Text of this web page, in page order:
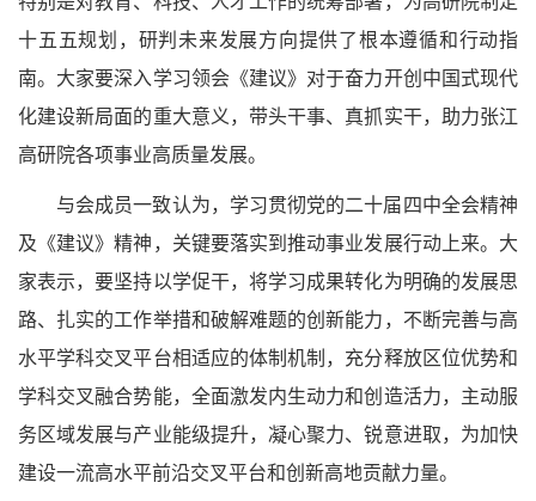
十五五规划，研判未来发展方向提供了根本遵循和行动指
南。大家要深入学习领会《建议》对于奋力开创中国式现代
化建设新局面的重大意义，带头干事、真抓实干，助力张江
高研院各项事业高质量发展。
与会成员一致认为，学习贯彻党的二十届四中全会精神
及《建议》精神，关键要落实到推动事业发展行动上来。大
家表示，要坚持以学促干，将学习成果转化为明确的发展思
路、扎实的工作举措和破解难题的创新能力，不断完善与高
水平学科交叉平台相适应的体制机制，充分释放区位优势和
学科交叉融合势能，全面激发内生动力和创造活力，主动服
务区域发展与产业能级提升，凝心聚力、锐意进取，为加快
建设一流高水平前沿交叉平台和创新高地贡献力量。